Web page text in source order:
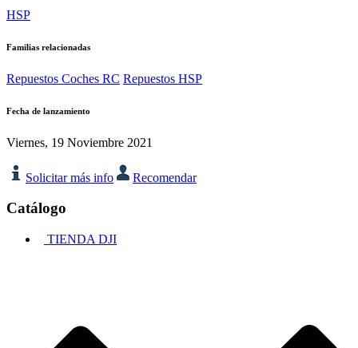
HSP
Familias relacionadas
Repuestos Coches RC Repuestos HSP
Fecha de lanzamiento
Viernes, 19 Noviembre 2021
Solicitar más info Recomendar
Catálogo
TIENDA DJI